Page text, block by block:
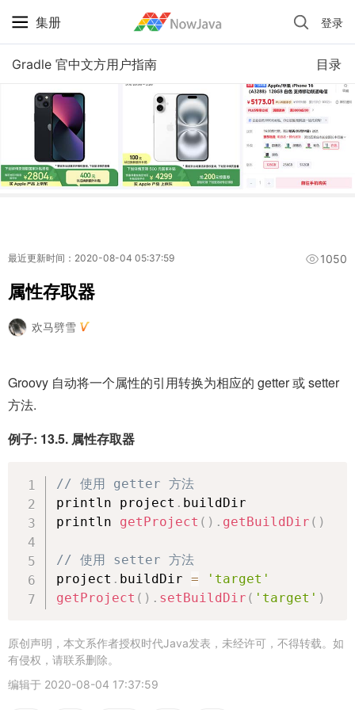
集册 登录
目录
Gradle 官中文方用户指南
iPhone 京东自营 + 国补 / 历史最低价
最近更新时间：2020-08-04 05:37:59 1050
属性存取器
欢马劈雪
Groovy 自动将一个属性的引用转换为相应的 getter 或 setter
方法.
例子: 13.5. 属性存取器
// 使用 getter 方法
println project . buildDir
println getProject ( ) . getBuildDir ( )
// 使用 setter 方法
project . buildDir =
'target'
getProject ( ) . setBuildDir ( 'target' )
原创声明，本文系作者授权时代Java发表，未经许可，不得转载。如
有侵权，请联系删除。
编辑于 2020-08-04 17:37:59